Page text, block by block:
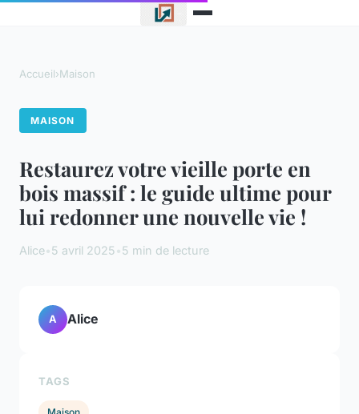
Accueil›Maison
MAISON
Restaurez votre vieille porte en
bois massif : le guide ultime pour
lui redonner une nouvelle vie !
Alice•5 avril 2025•5 min de lecture
A Alice
TAGS